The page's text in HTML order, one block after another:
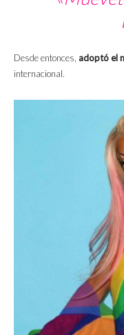
Desde entonces, adoptó el
internacional.